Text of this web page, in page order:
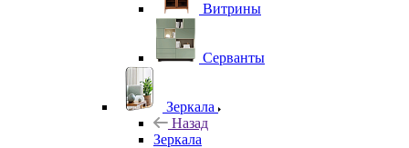
Витрины
Серванты
Зеркала
Назад
Зеркала